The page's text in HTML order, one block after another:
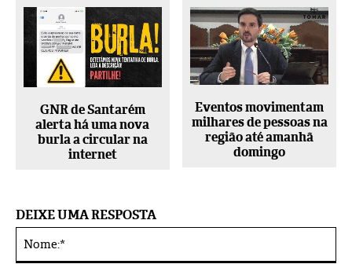
GNR de Santarém
alerta há uma nova
burla a circular na
internet
Eventos movimentam
milhares de pessoas na
região até amanhã
domingo
DEIXE UMA RESPOSTA